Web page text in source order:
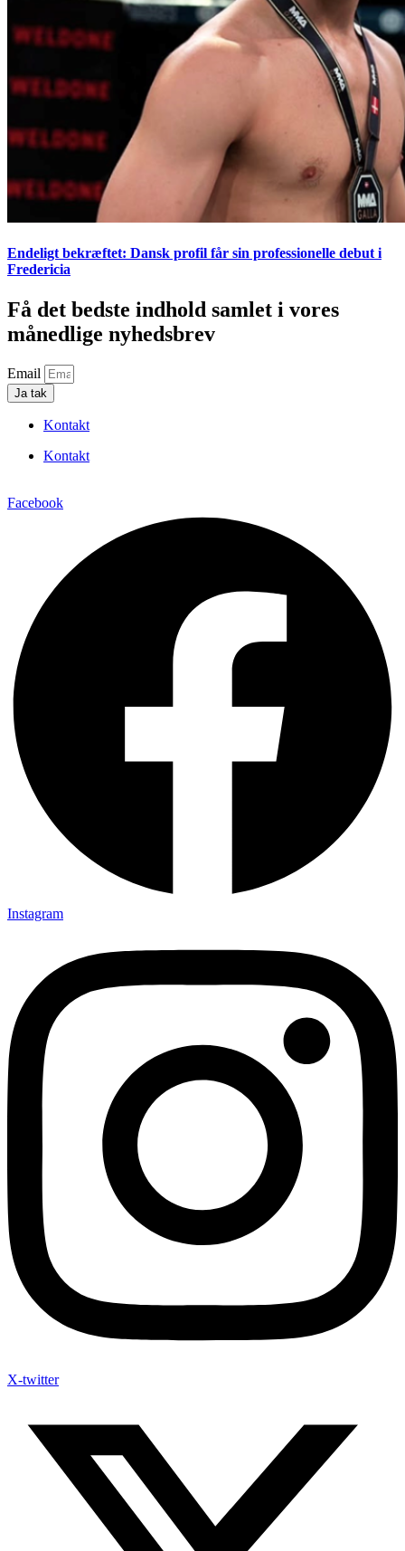
Endeligt bekræftet: Dansk profil får sin professionelle debut i
Fredericia
Få det bedste indhold samlet i vores
månedlige nyhedsbrev
Email
Ja tak
Kontakt
Kontakt
Facebook
Instagram
X-twitter